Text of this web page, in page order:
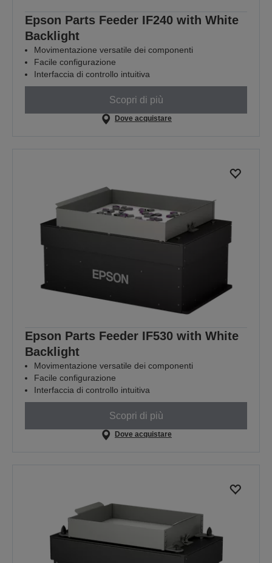
Epson Parts Feeder IF240 with White
Backlight
Movimentazione versatile dei componenti
Facile configurazione
Interfaccia di controllo intuitiva
Scopri di più
Dove acquistare
Epson Parts Feeder IF530 with White
Backlight
Movimentazione versatile dei componenti
Facile configurazione
Interfaccia di controllo intuitiva
Scopri di più
Dove acquistare